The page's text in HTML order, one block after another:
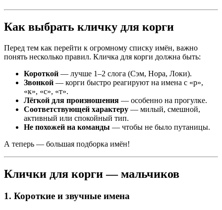
Как выбрать кличку для корги
Перед тем как перейти к огромному списку имён, важно
понять несколько правил. Кличка для корги должна быть:
Короткой — лучше 1–2 слога (Сэм, Нора, Локи).
Звонкой — корги быстро реагируют на имена с «р»,
«к», «с», «т».
Лёгкой для произношения — особенно на прогулке.
Соответствующей характеру — милый, смешной,
активный или спокойный тип.
Не похожей на команды — чтобы не было путаницы.
А теперь — большая подборка имён!
Клички для корги — мальчиков
1. Короткие и звучные имена